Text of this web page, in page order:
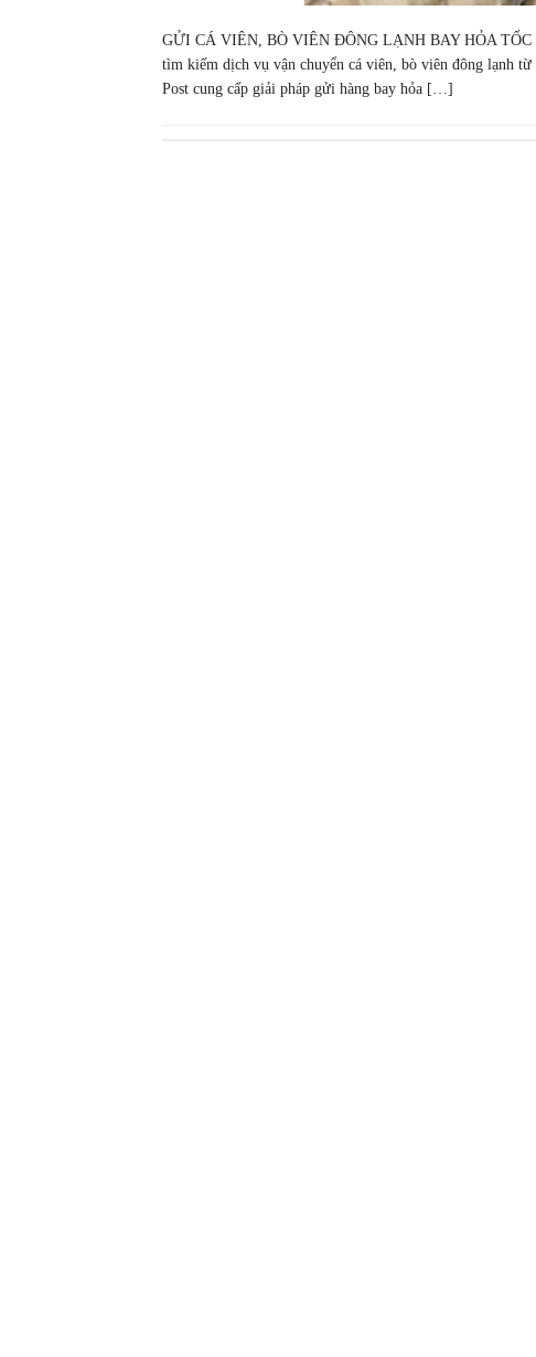
GỬI CÁ VIÊN, BÒ VIÊN ĐÔNG LẠNH BAY HỎA
tìm kiếm dịch vụ vận chuyển cá viên, bò viên đông lạnh
Post cung cấp giải pháp gửi hàng bay hỏa […]